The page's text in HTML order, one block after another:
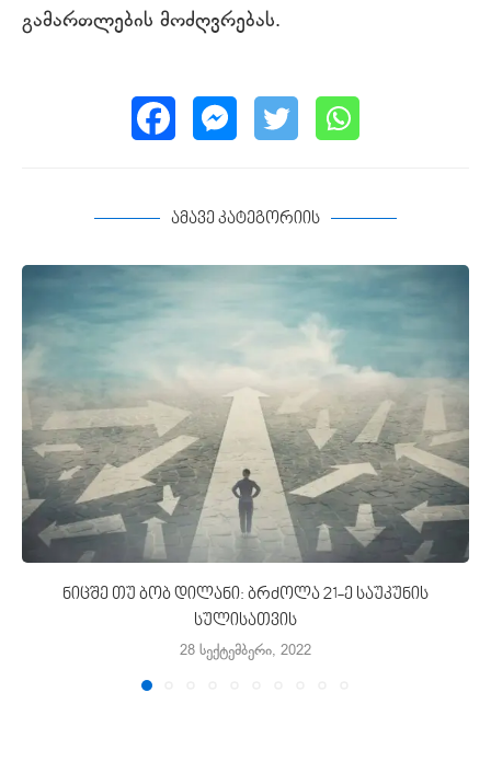
გამართლების მოძღვრებას.
ამავე კატეგორიის
ნიცშე თუ ბობ დილანი: ბრძოლა 21-ე საუკუნის
სულისათვის
28 სექტემბერი, 2022